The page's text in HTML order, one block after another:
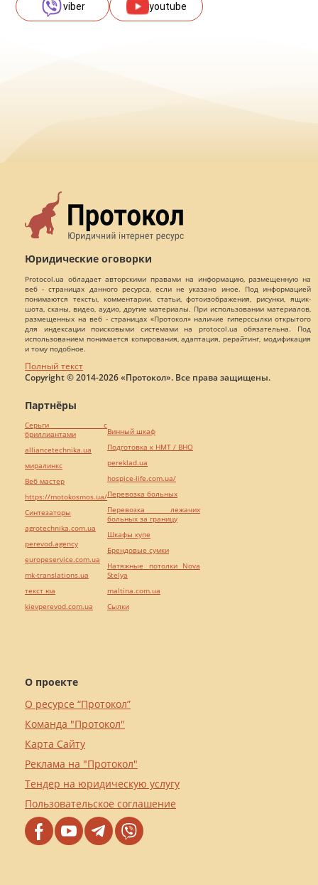
viber youtube
Юридические оговорки
Protocol.ua обладает авторскими правами на информацию, размещенную на
веб - страницах данного ресурса, если не указано иное. Под информацией
понимаются тексты, комментарии, статьи, фотоизображения, рисунки, ящик-
шота, сканы, видео, аудио, другие материалы. При использовании материалов,
размещенных на веб - страницах «Протокол» наличие гиперссылки открытого
для индексации поисковыми системами на protocol.ua обязательна. Под
использованием понимается копирования, адаптация, рерайтинг, модификация
и тому подобное.
Полный текст
Copyright © 2014-2026 «Протокол». Все права защищены.
О проекте
О ресурсе “Протокол”
Команда "Протокол"
Карта Сайту
Реклама на "Протокол"
Тендер на юридическую услугу
Пользовательское соглашение
Партнёры
Серьги с
бриллиантами
alliancetechnika.ua
миралинкс
Веб мастер
https://motokosmos.ua/
Синтезаторы
agrotechnika.com.ua
perevod.agency
europeservice.com.ua
mk-translations.ua
текст юа
kievperevod.com.ua
Винный шкаф
Подготовка к НМТ / ВНО
pereklad.ua
hospice-life.com.ua/
Перевозка больных
Перевозка лежачих
больных за границу
Шкафы купе
Брендовые сумки
Натяжные потолки Nova
Stelya
maltina.com.ua
Cылки